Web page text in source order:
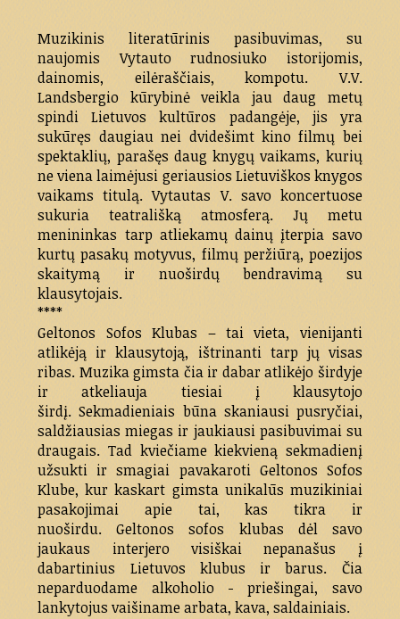
Muzikinis literatūrinis pasibuvimas, su
naujomis Vytauto rudnosiuko istorijomis,
dainomis, eilėraščiais, kompotu. V.V.
Landsbergio kūrybinė veikla jau daug metų
spindi Lietuvos kultūros padangėje, jis yra
sukūręs daugiau nei dvidešimt kino filmų bei
spektaklių, parašęs daug knygų vaikams, kurių
ne viena laimėjusi geriausios Lietuviškos knygos
vaikams titulą. Vytautas V. savo koncertuose
sukuria teatrališką atmosferą. Jų metu
menininkas tarp atliekamų dainų įterpia savo
kurtų pasakų motyvus, filmų peržiūrą, poezijos
skaitymą ir nuoširdų bendravimą su
klausytojais.
****
Geltonos Sofos Klubas – tai vieta, vienijanti
atlikėją ir klausytoją, ištrinanti tarp jų visas
ribas. Muzika gimsta čia ir dabar atlikėjo širdyje
ir atkeliauja tiesiai į klausytojo
širdį. Sekmadieniais būna skaniausi pusryčiai,
saldžiausias miegas ir jaukiausi pasibuvimai su
draugais. Tad kviečiame kiekvieną sekmadienį
užsukti ir smagiai pavakaroti Geltonos Sofos
Klube, kur kaskart gimsta unikalūs muzikiniai
pasakojimai apie tai, kas tikra ir
nuoširdu. Geltonos sofos klubas dėl savo
jaukaus interjero visiškai nepanašus į
dabartinius Lietuvos klubus ir barus. Čia
neparduodame alkoholio - priešingai, savo
lankytojus vaišiname arbata, kava, saldainiais.